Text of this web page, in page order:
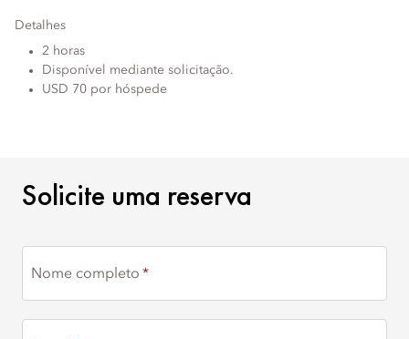
Detalhes
2 horas
Disponível mediante solicitação.
USD 70 por hóspede
SOLICITE UMA RESERVA
Solicite uma reserva
Nome completo